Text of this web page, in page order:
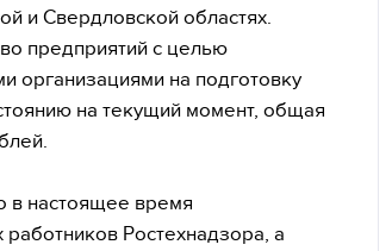
и Свердловской областях.
предприятий с целью
организациями на подготовку
на текущий момент, общая
в настоящее время
работников Ростехнадзора, а